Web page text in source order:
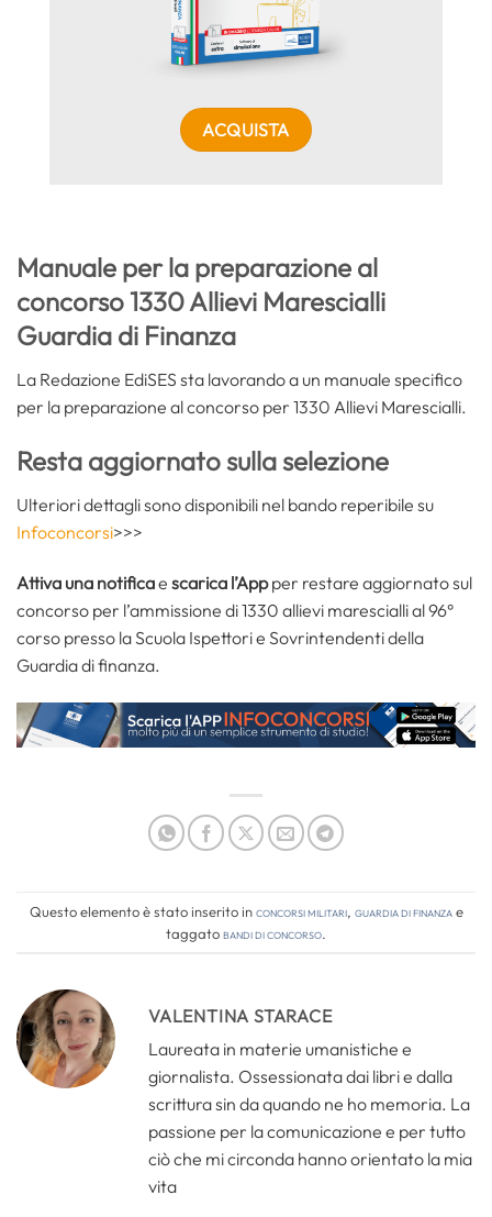
ACQUISTA
Manuale per la preparazione al
concorso 1330 Allievi Marescialli
Guardia di Finanza
La Redazione EdiSES sta lavorando a un manuale specifico
per la preparazione al concorso per 1330 Allievi Marescialli.
Resta aggiornato sulla selezione
Ulteriori dettagli sono disponibili nel bando reperibile su
Infoconcorsi>>>
Attiva una notificae scarica l’Appper restare aggiornato sul
concorso per l’ammissione di 1330 allievi marescialli al 96°
corso presso la Scuola Ispettori e Sovrintendenti della
Guardia di finanza.
Questo elemento è stato inserito inConcorsi Militari, Guardia di Finanzae
taggatobandi di concorso.
VALENTINA STARACE
Laureata in materie umanistiche e
giornalista. Ossessionata dai libri e dalla
scrittura sin da quando ne ho memoria. La
passione per la comunicazione e per tutto
ciò che mi circonda hanno orientato la mia
vita